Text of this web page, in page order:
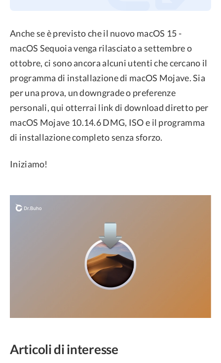
Anche se è previsto che il nuovo macOS 15 -
macOS Sequoia venga rilasciato a settembre o
ottobre, ci sono ancora alcuni utenti che cercano il
programma di installazione di macOS Mojave. Sia
per una prova, un downgrade o preferenze
personali, qui otterrai link di download diretto per
macOS Mojave 10.14.6 DMG, ISO e il programma
di installazione completo senza sforzo.
Iniziamo!
Articoli di interesse